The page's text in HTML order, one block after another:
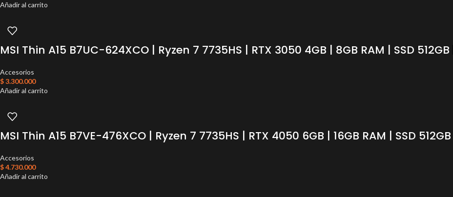
Añadir al carrito
MSI Thin A15 B7UC-624XCO | Ryzen 7 7735HS | RTX 3050 4GB | 8GB RAM | SSD
Accesorios
$3.300.000
Añadir al carrito
MSI Thin A15 B7VE-476XCO | Ryzen 7 7735HS | RTX 4050 6GB | 16GB RAM | SSD 512GB
Accesorios
$4.730.000
Añadir al carrito